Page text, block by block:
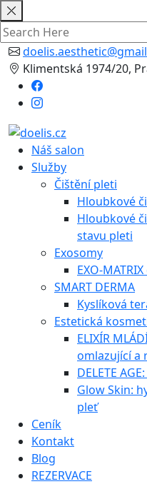
Skip
to
content
Klimentská 1974/20,
Náš salon
Služby
Čištění pleti
Hloubkové
Hloubkové
stavu pleti
Exosomy
EXO-
SMART DERMA
Kyslíková
Estetická
ELIXÍR
omlazující a
DELETE
Glow Skin:
pleť
Ceník
Kontakt
Blog
REZERVACE